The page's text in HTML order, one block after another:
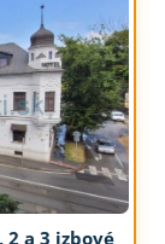
a 3 izbové